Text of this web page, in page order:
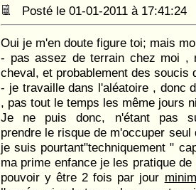
Posté le 01-01-2011 à
Oui je m'en doute figure toi; mais
- pas assez de terrain chez moi ,
cheval, et probablement des soucis
- je travaille dans l'aléatoire , donc
, pas tout le temps les même jours
Je ne puis donc, n'étant pas
prendre le risque de m'occuper
je suis pourtant"techniquement "
ma prime enfance je les pratique
pouvoir y être 2 fois par jour